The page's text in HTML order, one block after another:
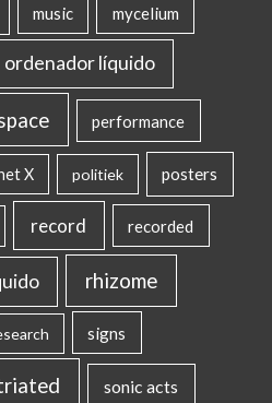
music mycelium
ordenador líquido
performance
X politiek posters
record recorded
rhizome
signs
sonic acts